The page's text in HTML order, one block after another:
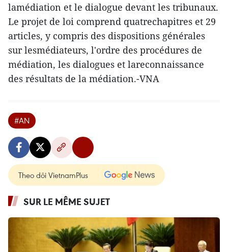
lamédiation et le dialogue devant les tribunaux.
Le projet de loi comprend quatrechapitres et 29
articles, y compris des dispositions générales
sur lesmédiateurs, l'ordre des procédures de
médiation, les dialogues et lareconnaissance
des résultats de la médiation.-VNA
#AN
Theo dõi VietnamPlus
SUR LE MÊME SUJET